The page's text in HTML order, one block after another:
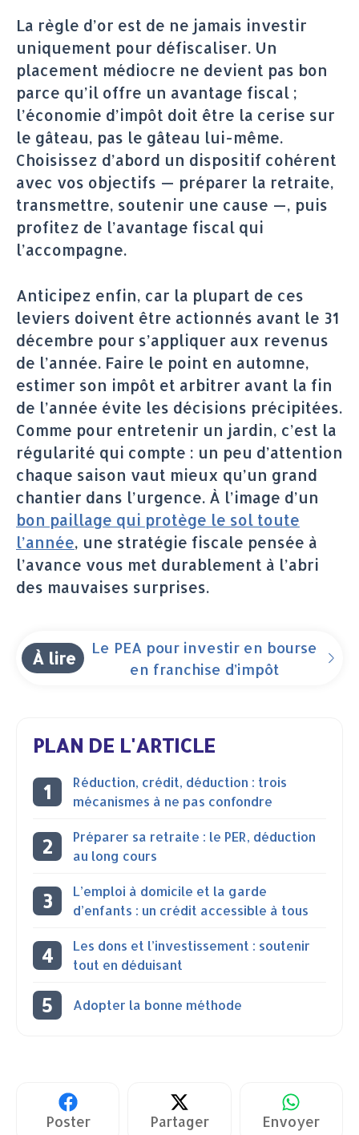
La règle d’or est de ne jamais investir
uniquement pour défiscaliser. Un
placement médiocre ne devient pas bon
parce qu’il offre un avantage fiscal ;
l’économie d’impôt doit être la cerise sur
le gâteau, pas le gâteau lui-même.
Choisissez d’abord un dispositif cohérent
avec vos objectifs — préparer la retraite,
transmettre, soutenir une cause —, puis
profitez de l’avantage fiscal qui
l’accompagne.
Anticipez enfin, car la plupart de ces
leviers doivent être actionnés avant le 31
décembre pour s’appliquer aux revenus
de l’année. Faire le point en automne,
estimer son impôt et arbitrer avant la fin
de l’année évite les décisions précipitées.
Comme pour entretenir un jardin, c’est la
régularité qui compte : un peu d’attention
chaque saison vaut mieux qu’un grand
chantier dans l’urgence. À l’image d’un
bon paillage qui protège le sol toute
l’année, une stratégie fiscale pensée à
l’avance vous met durablement à l’abri
des mauvaises surprises.
À lire
Le PEA pour investir en bourse
en franchise d’impôt
PLAN DE L'ARTICLE
Réduction, crédit, déduction : trois
mécanismes à ne pas confondre
Préparer sa retraite : le PER, déduction
au long cours
L’emploi à domicile et la garde
d’enfants : un crédit accessible à tous
Les dons et l’investissement : soutenir
tout en déduisant
Adopter la bonne méthode
Poster Partager Envoyer